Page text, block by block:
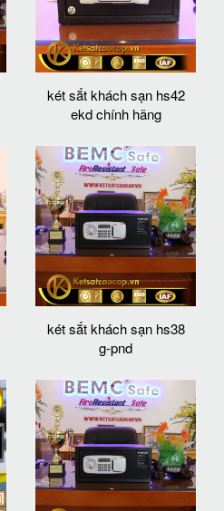
két sắt khách sạn hs42
ekd chính hãng
két sắt khách sạn hs38
g-pnd